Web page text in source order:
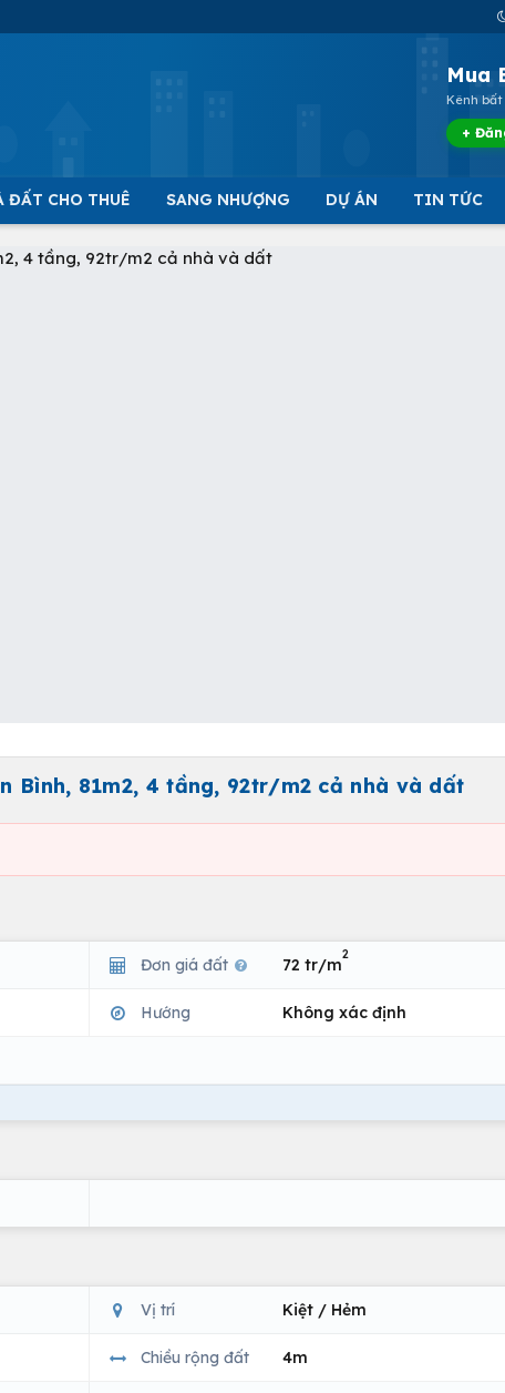
Mua
Kênh bất
+
ĐẤT CHO THUÊ SANG NHƯỢNG DỰ ÁN TIN TỨC
Bình, 81m2, 4 tầng, 92tr/m2 cả nhà và dất
Đơn giá đất 72 tr/m
2
Hướng Không xác định
Vị trí Kiệt / Hẻm
Chiều rộng đất 4m